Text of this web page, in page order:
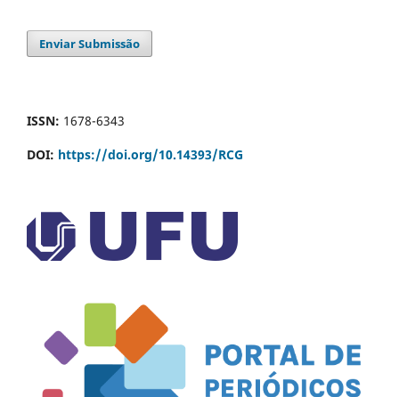
Enviar Submissão
ISSN: 1678-6343
DOI: https://doi.org/10.14393/RCG